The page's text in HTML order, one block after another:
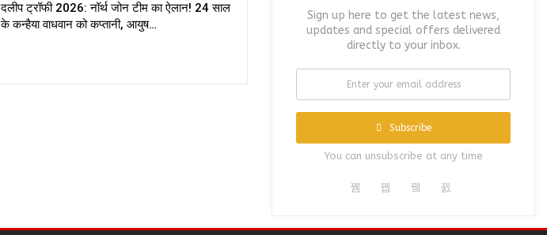
दलीप ट्रॉफी 2026: नॉर्थ जोन टीम का ऐलान! 24 साल
के कन्हैया वाधवान को कप्तानी, आयुष…
Sign up here to get the latest news,
updates and special offers delivered
directly to your inbox.
Subscribe
You can unsubscribe at any time